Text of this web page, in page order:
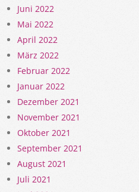
Juni 2022
Mai 2022
April 2022
März 2022
Februar 2022
Januar 2022
Dezember 2021
November 2021
Oktober 2021
September 2021
August 2021
Juli 2021